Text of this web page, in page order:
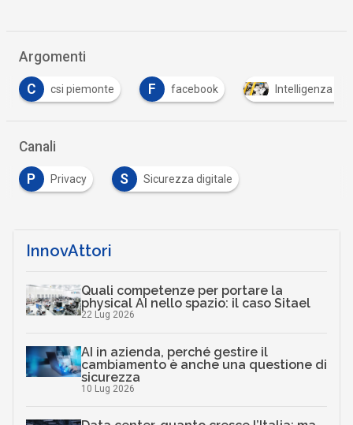
Argomenti
F facebook Intelligenza Artificiale T
Canali
P Privacy S Sicurezza digitale
InnovAttori
Quali competenze per portare la
physical AI nello spazio: il caso Sitael
22 Lug 2026
AI in azienda, perché gestire il
cambiamento è anche una questione di
sicurezza
10 Lug 2026